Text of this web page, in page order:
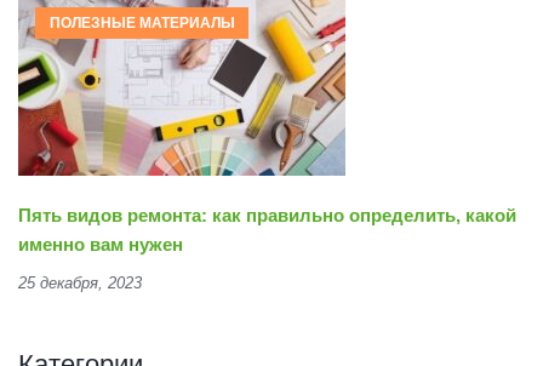
ПОЛЕЗНЫЕ МАТЕРИАЛЫ
Пять видов ремонта: как правильно определить, какой
именно вам нужен
25 декабря, 2023